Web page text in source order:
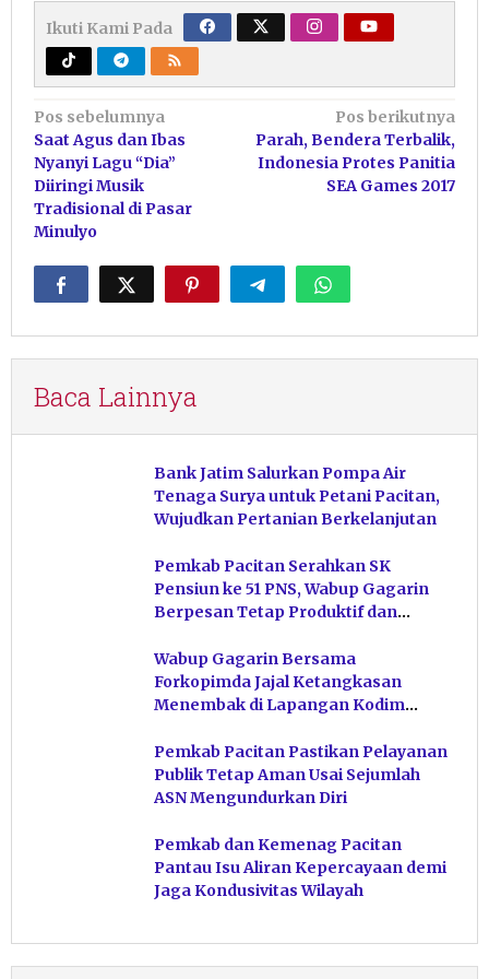
Ikuti Kami Pada
Navigasi
pos
Pos sebelumnya
Saat Agus dan Ibas
Nyanyi Lagu “Dia”
Diiringi Musik
Tradisional di Pasar
Minulyo
Pos berikutnya
Parah, Bendera Terbalik,
Indonesia Protes Panitia
SEA Games 2017
Baca Lainnya
Bank Jatim Salurkan Pompa Air
Tenaga Surya untuk Petani Pacitan,
Wujudkan Pertanian Berkelanjutan
Pemkab Pacitan Serahkan SK
Pensiun ke 51 PNS, Wabup Gagarin
Berpesan Tetap Produktif dan
Wabup Gagarin Bersama
Forkopimda Jajal Ketangkasan
Menembak di Lapangan Kodim
Pemkab Pacitan Pastikan Pelayanan
Publik Tetap Aman Usai Sejumlah
ASN Mengundurkan Diri
Pemkab dan Kemenag Pacitan
Pantau Isu Aliran Kepercayaan demi
Jaga Kondusivitas Wilayah